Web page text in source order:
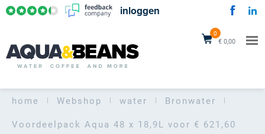
0
€ 0,00
inloggen
home Webshop water
Bronwater
Voordeelpack Aqua 48 x 18,9L voor € 621,60